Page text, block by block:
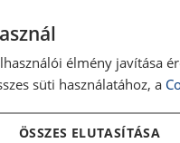
élmény javítása
süti használatához, a
ÖSSZES ELUTASÍTÁSA